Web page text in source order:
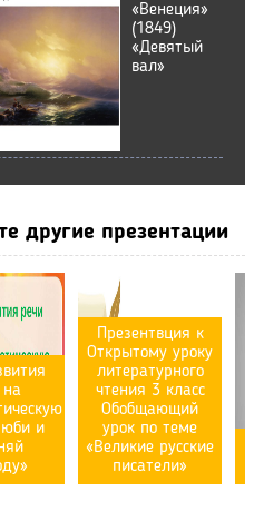
«Венеция»
(1849)
«Девятый
вал»
другие презентации
на
и
Презентвция к
Открытому уроку
литературного
чтения 3 класс
Обобщающий
урок по теме
«Великие русские
писатели»